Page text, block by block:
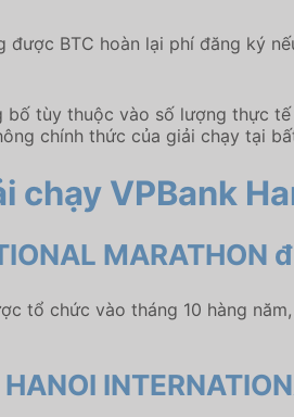
BTC hoàn lại phí đăng ký
tùy thuộc vào số lượng thực
chính thức của giải chạy tại
chạy VPBank
tổ chức vào tháng 10 hàng